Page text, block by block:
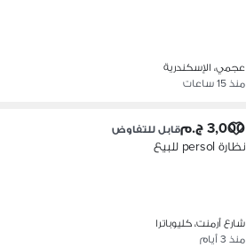
عجمي، الإسكندرية
منذ 15 ساعات
3,000 ج.م قابل للتفاوض
نظارة persol للبيع
شارع أرمنت، كليوباترا
منذ 3 أيام